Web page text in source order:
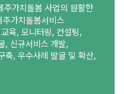
주가치돌봄 사업의 원활한
가치돌봄서비스
육, 모니터링, 컨설팅,
, 신규서비스 개발,
축, 우수사례 발굴 및 확산,